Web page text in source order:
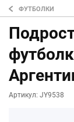
ФУТБОЛКИ
Артикул: JY9538